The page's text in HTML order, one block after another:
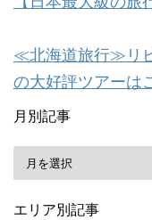
≪北海道旅行≫リ
の大好評ツアーは
月別記事
エリア別記事